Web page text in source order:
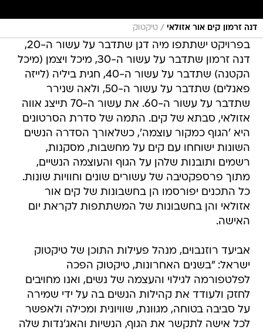
דנה זרמון קים אור אזולאי / טיקטוק
בפרויקט ישתתפו מיה דגן שתדבר על עשור ה-20,
דנה זרמון שתדבר על עשור ה-30, מיכל ויצמן (מיכל
הקטנה) שתדבר על עשור ה-40, חגית ביליה (לייזה
פאנלים) שתדבר על עשור ה-50, ולאה שנירר
שתדבר על עשור ה-60. את עשור ה-70 תייצג אווה
אזולאי, סבתא של קים. התמה של סדרת הסרטונים
היא 'הגוף כמקור עוצמה', כשלאורך הסדרה הנשים
השונות ישוחחו עם קים על מחשבות, מסקנות,
רשמים ותובנות שלהן על הגוף והעוצמה הנשיים,
מתוך פרספקטיבה של עשורים שונים וחוויות שונות.
כל התכנים יפורסמו הן בחשבונות של קים אור
אזולאי והן בחשבונות של המשתתפות לקראת יום
האישה.
אביעד רוזנבוים, מנהל פעילות התוכן של טיקטוק
ישראל: "בשנים האחרונות, טיקטוק הפכה
לפלטפורמה לגילוי והעצמה של נשים, ואנו מחויבים
לחזק ולעודד את קהילות הנשים בה על ידי שמירה
על סביבה בטוחה, מגוונת, שוויונית ומכילה ולאפשר
לכל אישה לתקשר את הגוף, הנשיות והאג'נדות שלה